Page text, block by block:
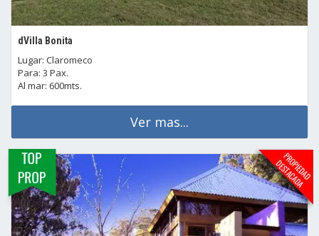
dVilla Bonita
Lugar: Claromeco
Para: 3 Pax.
Al mar: 600mts.
Ver mas...